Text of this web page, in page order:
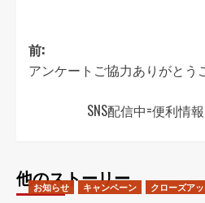
前:
アンケートご協力ありがとう
SNS配信中=便利情
他のストーリー
お知らせ キャンペーン クローズア